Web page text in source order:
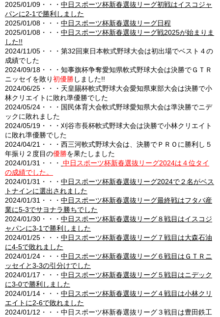
2025/01/09・・・ 中日スポーツ杯新春選抜リーグ初戦はイスコジャ
パンに2-1で勝利しました
2025/01/08・・・ 中日スポーツ杯新春選抜リーグ日程
2025/01/08・・・ 中日スポーツ杯新春選抜リーグ戦2025が始まりま
した!!
2024/11/05・・・第32回東日本軟式野球大会は初出場でベスト４の
成績でした
2024/09/18・・・知事旗杯争奪愛知県軟式野球大会は決勝でＧＴＲ
ニッセイを敗り初優勝しました!!
2024/06/25・・・天皇賜杯軟式野球大会愛知県東部大会は決勝で小
林クリエイトに敗れ準優勝でした
2024/05/24・・・国民体育大会軟式野球愛知県大会は準決勝でニデ
ックに敗れました
2024/05/19・・・刈谷市長杯軟式野球大会は決勝で小林クリエイト
に敗れ準優勝でした
2024/04/21・・・西三河軟式野球大会は、決勝でＰＲＯに勝利し５
年振り２度目の優勝を果たしました
2024/01/31・・・ 中日スポーツ杯新春選抜リーグ2024は４位タイ
の成績でした。
2024/01/31・・・ 中日スポーツ杯新春選抜リーグ2024で２名がベス
トナインに選出されました
2024/01/31・・・ 中日スポーツ杯新春選抜リーグ最終戦はフタバ産
業に5-3でサヨナラ勝ちでした
2024/01/30・・・ 中日スポーツ杯新春選抜リーグ８戦目はイスコジ
ャパンに3-1で勝利しました
2024/01/25・・・ 中日スポーツ杯新春選抜リーグ７戦目は大森石油
に4-5で敗れました
2024/01/24・・・ 中日スポーツ杯新春選抜リーグ６戦目はＧＴＲニ
ッセイと3-3の引分けでした
2024/01/17・・・ 中日スポーツ杯新春選抜リーグ５戦目はニデック
に3-0で勝利しました
2024/01/14・・・ 中日スポーツ杯新春選抜リーグ４戦目は小林クリ
エイトに2-6で敗れました
2024/01/12・・・中日スポーツ杯新春選抜リーグ３戦目は豊田鉄工